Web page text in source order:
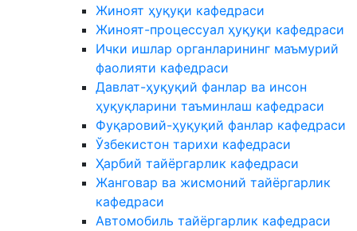
Жиноят ҳуқуқи кафедраси
Жиноят-процессуал ҳуқуқи кафедраси
Ички ишлар органларининг маъмурий
фаолияти кафедраси
Давлат-ҳуқуқий фанлар ва инсон
ҳуқуқларини таъминлаш кафедраси
Фуқаровий-ҳуқуқий фанлар кафедраси
Ўзбекистон тарихи кафедраси
Ҳарбий тайёргарлик кафедраси
Жанговар ва жисмоний тайёргарлик
кафедраси
Автомобиль тайёргарлик кафедраси